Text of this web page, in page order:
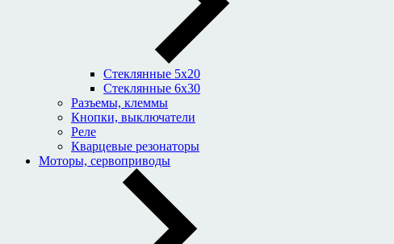
Стеклянные 5x20
Стеклянные 6x30
Разъемы, клеммы
Кнопки, выключатели
Реле
Кварцевые резонаторы
Моторы, сервоприводы